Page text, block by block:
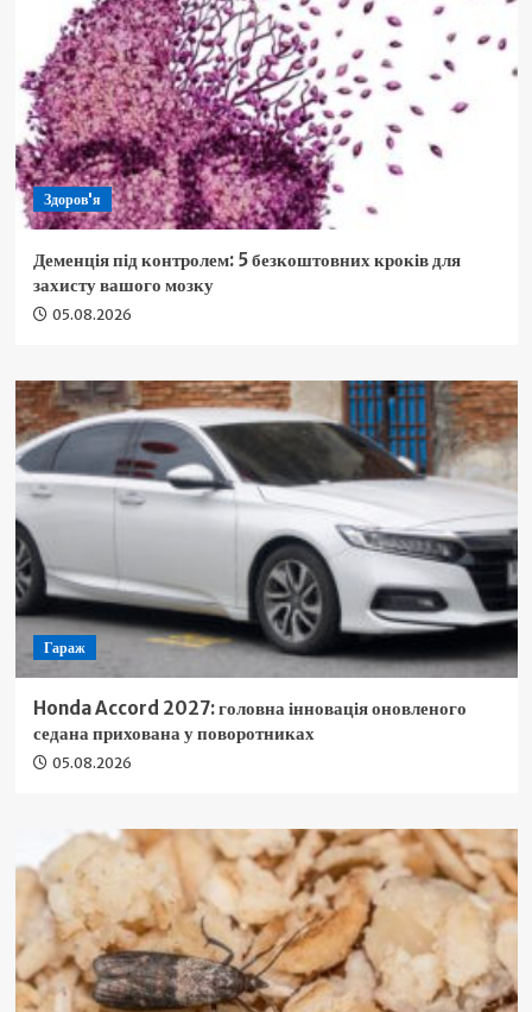
Здоров'я
Деменція під контролем: 5 безкоштовних кроків для
захисту вашого мозку
05.08.2026
Гараж
Honda Accord 2027: головна інновація оновленого
седана прихована у поворотниках
05.08.2026